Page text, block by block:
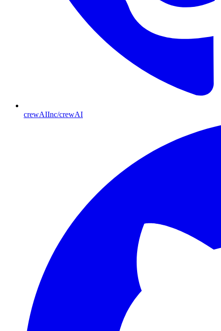
crewAIInc/crewAI